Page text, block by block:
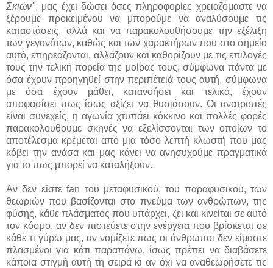
Σκιών", μας έχει δώσει όσες πληροφορίες χρειαζόμαστε να
ξέρουμε προκειμένου να μπορούμε να αναλύσουμε τις
καταστάσεις, αλλά και να παρακολουθήσουμε την εξέλιξη
των γεγονότων, καθώς και των χαρακτήρων που στο σημείο
αυτό, επηρεάζονται, αλλάζουν και καθορίζουν με τις επιλογές
τους την τελική πορεία της μοίρας τους, σύμφωνα πάντα με
όσα έχουν προηγηθεί στην περιπέτειά τους αυτή, σύμφωνα
με όσα έχουν μάθει, κατανοήσει και τελικά, έχουν
αποφασίσει πως ίσως αξίζει να θυσιάσουν. Οι ανατροπές
είναι συνεχείς, η αγωνία χτυπάει κόκκινο και πολλές φορές
παρακολουθούμε σκηνές να εξελίσσονται των οποίων το
αποτέλεσμα κρέμεται από μια τόσο λεπτή κλωστή που μας
κόβει την ανάσα και μας κάνει να ανησυχούμε πραγματικά
για το πως μπορεί να καταλήξουν.
Αν δεν είστε fan του μεταφυσικού, του παραφυσικού, των
θεωριών που βασίζονται στο πνεύμα των ανθρώπων, της
φύσης, κάθε πλάσματος που υπάρχει, ζει και κινείται σε αυτό
τον κόσμο, αν δεν πιστεύετε στην ενέργεια που βρίσκεται σε
κάθε τι γύρω μας, αν νομίζετε πως οι άνθρωποι δεν είμαστε
πλασμένοι για κάτι παραπάνω, ίσως πρέπει να διαβάσετε
κάποια στιγμή αυτή τη σειρά κι αν όχι να αναθεωρήσετε τις